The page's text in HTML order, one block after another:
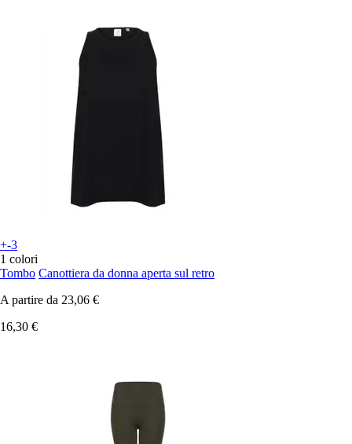
+-3
1 colori
Tombo Canottiera da donna aperta sul retro
A partire da 23,06 €
16,30 €